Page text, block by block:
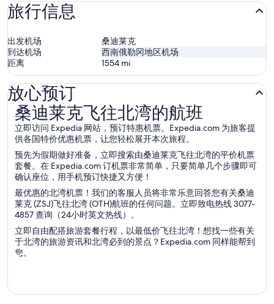
旅行信息
出发机场
桑迪莱克
到达机场
西南俄勒冈地区机场
距离
1554 mi
放心预订
桑迪莱克飞往北湾的航班
立即访问 Expedia 网站，预订特惠机票。Expedia.com 为旅客提
供各国特价优惠机票，让您轻松展开本次旅程。
预先为假期做好准备，立即搜索由桑迪莱克飞往北湾的平价机票
套餐。在 Expedia.com 订机票非常简单，只要简单几个步骤即可
确认座位，用手机预订快捷又方便！
最优惠的北湾机票！我们的客服人员将非常乐意回答您有关桑迪
莱克 (ZSJ)飞往北湾 (OTH)航班的任何问题。立即致电热线 3077-
4857 查询（24小时英文热线）。
立即自由配搭旅游套餐行程，以最低价飞往北湾！想找一些有关
于北湾的旅游资讯和北湾必到的景点？Expedia.com 同样能帮到
您。
桑迪莱克飞往北湾的航班